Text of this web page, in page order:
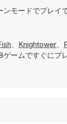
モードでプレイで
、 Knightower、
ームですぐにプ